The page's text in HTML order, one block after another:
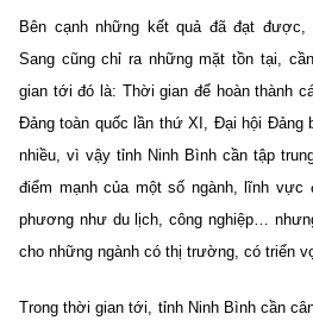
Bên cạnh những kết quả đã đạt
Sang cũng chỉ ra những mặt tồn tại,
gian tới đó là: Thời gian để hoàn thành
Đảng toàn quốc lần thứ XI, Đại hội Đảng
nhiều, vì vậy tỉnh Ninh Bình cần tập
điểm mạnh của một số ngành, lĩnh
phương như du lịch, công nghiệp…
cho những ngành có thị trường, có triển
Trong thời gian tới, tỉnh Ninh Bình cần